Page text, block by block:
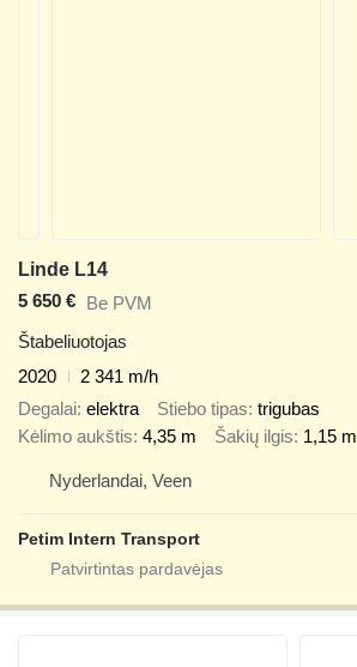
Linde L14
5 650 € Be PVM
Štabeliuotojas
2020
2 341 m/h
Degalai elektra Stiebo tipas trigubas
Kėlimo aukštis 4,35 m Šakių ilgis 1,15 m
Nyderlandai, Veen
Petim Intern Transport